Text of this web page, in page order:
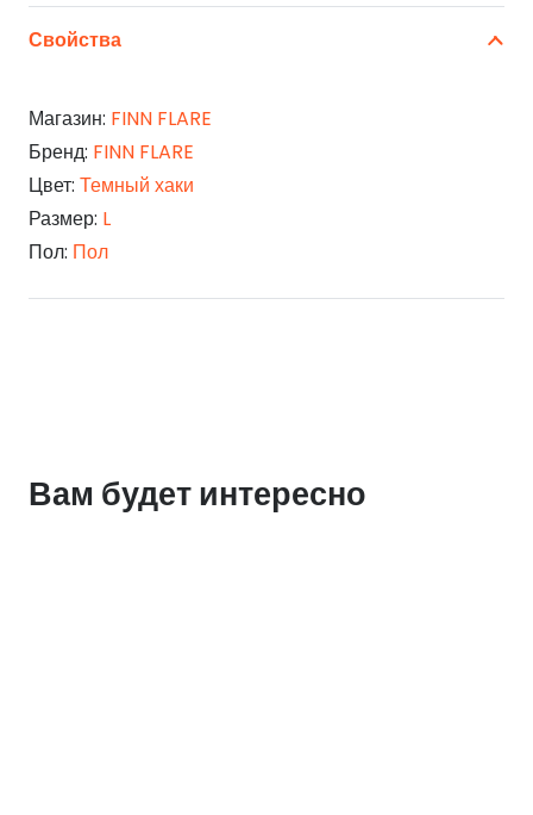
Свойства
Магазин: FINN FLARE
Бренд: FINN FLARE
Цвет: Темный хаки
Размер: L
Пол: Пол
Вам будет интересно